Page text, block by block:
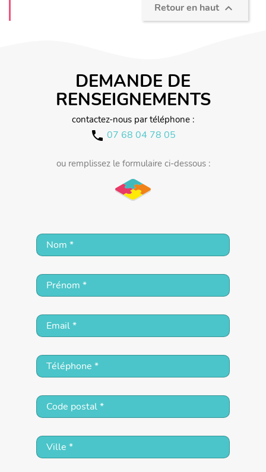
Retour en haut 
DEMANDE DE
RENSEIGNEMENTS
contactez-nous par téléphone :
call 07 68 04 78 05
ou remplissez le formulaire ci-dessous :